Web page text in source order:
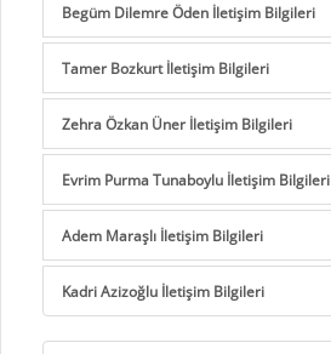
Begüm Dilemre Öden İletişim Bilgileri
Tamer Bozkurt İletişim Bilgileri
Zehra Özkan Üner İletişim Bilgileri
Evrim Purma Tunaboylu İletişim Bilgileri
Adem Maraşlı İletişim Bilgileri
Kadri Azizoğlu İletişim Bilgileri